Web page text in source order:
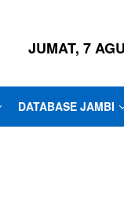
JUMAT, 7
DATABASE JAMBI